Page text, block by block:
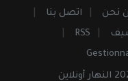
نحن
اتصل بنا
RSS